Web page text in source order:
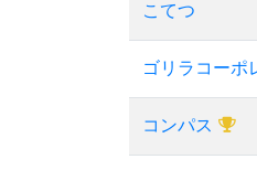
こてつ
ゴリラコーポ
コンパス